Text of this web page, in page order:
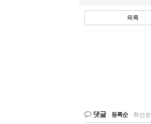
목록
댓글 등록순 최신순